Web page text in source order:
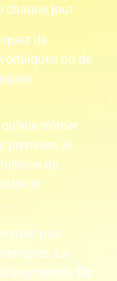
chaque jour.
de
ou de
n’émet
première, le
de
et
n’est pas
La
En